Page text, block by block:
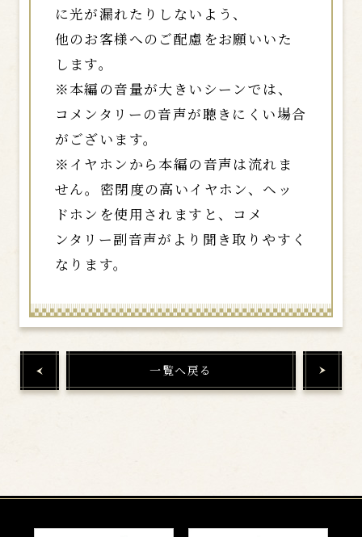
に光が漏れたりしないよう、
他のお客様へのご配慮をお願いいた
します。
※本編の音量が大きいシーンでは、
コメンタリーの音声が聴きにくい場合
がございます。
※イヤホンから本編の音声は流れま
せん。密閉度の高いイヤホン、ヘッ
ドホンを使用されますと、コメ
ンタリー副音声がより聞き取りやすく
なります。
一覧へ戻る